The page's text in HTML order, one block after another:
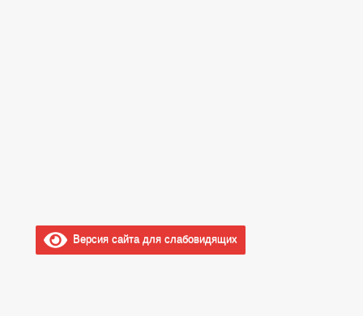
Версия сайта для слабовидящих